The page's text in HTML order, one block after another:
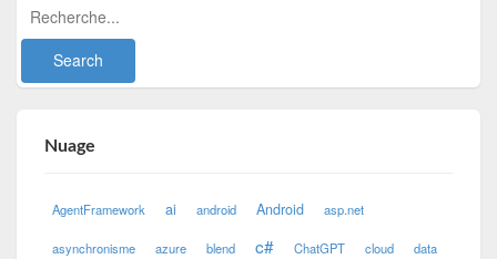
Nuage
AgentFramework ai android Android asp.net
asynchronisme azure blend c# ChatGPT cloud data